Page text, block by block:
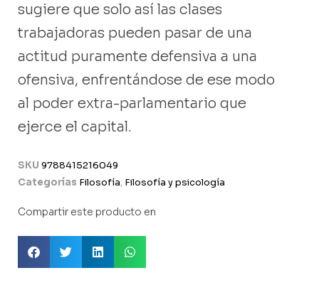
sugiere que solo así las clases
trabajadoras pueden pasar de una
actitud puramente defensiva a una
ofensiva, enfrentándose de ese modo
al poder extra-parlamentario que
ejerce el capital.
SKU 9788415216049
Categorías Filosofía, Filosofía y psicología
Compartir este producto en